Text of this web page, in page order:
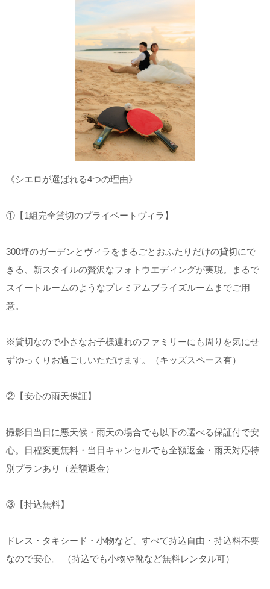
《シエロが選ばれる4つの理由》
①【1組完全貸切のプライベートヴィラ】
300坪のガーデンとヴィラをまるごとおふたりだけの貸切にで
きる、新スタイルの贅沢なフォトウエディングが実現。まるで
スイートルームのようなプレミアムブライズルームまでご用
意。
※貸切なので小さなお子様連れのファミリーにも周りを気にせ
ずゆっくりお過ごしいただけます。（キッズスペース有）
②【安心の雨天保証】
撮影日当日に悪天候・雨天の場合でも以下の選べる保証付で安
心。日程変更無料・当日キャンセルでも全額返金・雨天対応特
別プランあり（差額返金）
③【持込無料】
ドレス・タキシード・小物など、すべて持込自由・持込料不要
なので安心。 （持込でも小物や靴など無料レンタル可）